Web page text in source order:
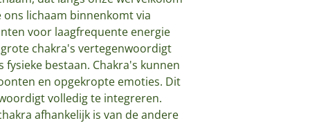
lichaam binnenkomt via
voor laagfrequente energie
chakra's vertegenwoordigt
bestaan. Chakra's kunnen
en opgekropte emoties. Dit
volledig te integreren.
afhankelijk is van de andere